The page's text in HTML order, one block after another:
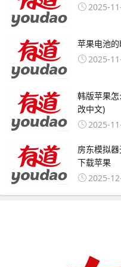
2025-
苹果电池
2025-
韩版苹果
改中文)
2025-
房东模拟
下载苹果
2025-